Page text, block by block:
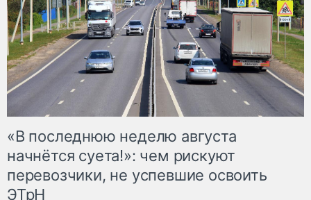
«В последнюю неделю августа
начнётся суета!»: чем рискуют
перевозчики, не успевшие освоить
ЭТрН